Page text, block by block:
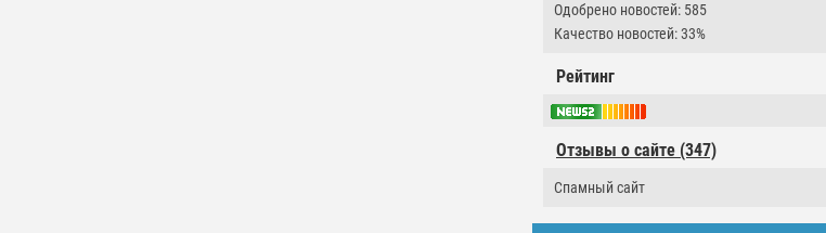
Одобрено новостей: 585
Качество новостей: 33%
Рейтинг
Отзывы о сайте (347)
Спамный сайт